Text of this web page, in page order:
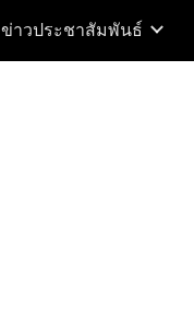
ข่าวประชาสัมพันธ์